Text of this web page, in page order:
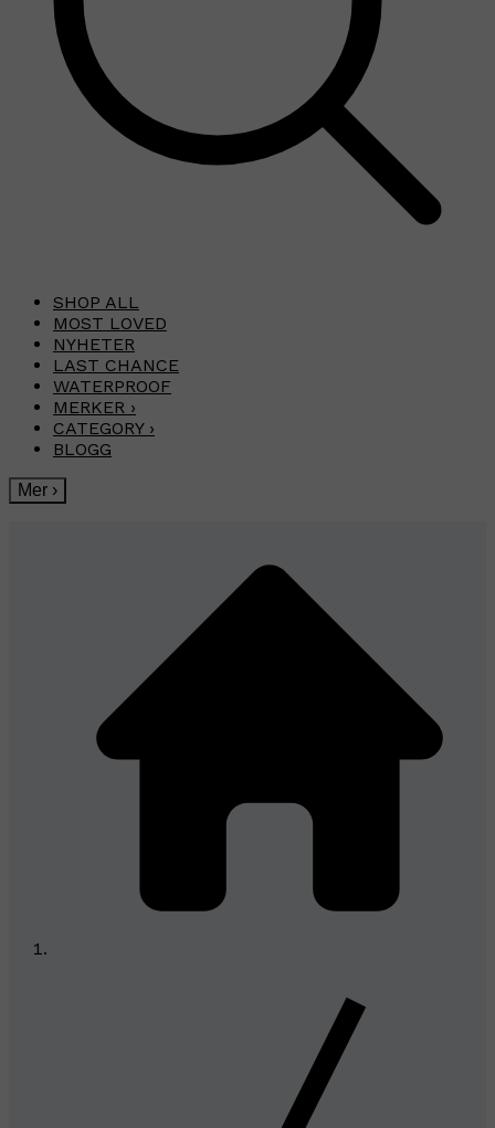
SHOP ALL
MOST LOVED
NYHETER
LAST CHANCE
WATERPROOF
MERKER ›
CATEGORY ›
BLOGG
Mer ›